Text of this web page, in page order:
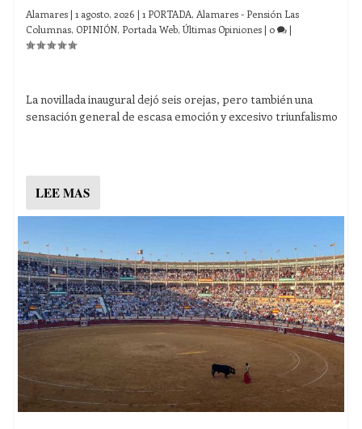
Alamares |1 agosto, 2026 |1 PORTADA, Alamares - Pensión Las
Columnas, OPINIÓN, Portada Web,Últimas Opiniones | 0 |
La novillada inaugural dejó seis orejas, pero también una
sensación general de escasa emoción y excesivo triunfalismo
LEE MAS